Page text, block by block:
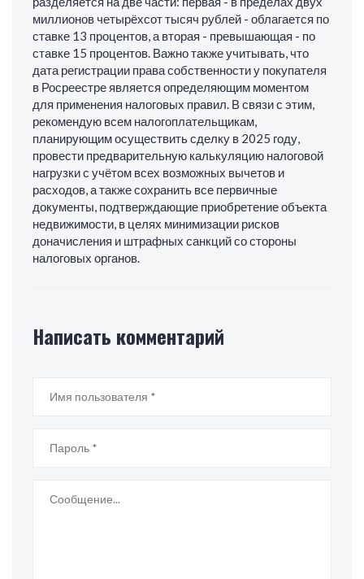
миллионов четырёхсот тысяч рублей - облагается по
ставке 13 процентов, а вторая - превышающая - по
ставке 15 процентов. Важно также учитывать, что
дата регистрации права собственности у покупателя
в Росреестре является определяющим моментом
для применения налоговых правил. В связи с этим,
рекомендую всем налогоплательщикам,
планирующим осуществить сделку в 2025 году,
провести предварительную калькуляцию налоговой
нагрузки с учётом всех возможных вычетов и
расходов, а также сохранить все первичные
документы, подтверждающие приобретение объекта
недвижимости, в целях минимизации рисков
доначисления и штрафных санкций со стороны
налоговых органов.
Написать комментарий